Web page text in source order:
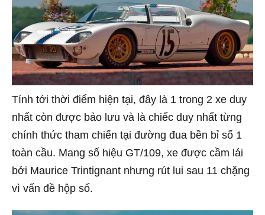
Tính tới thời điểm hiện tại, đây là 1 trong 2 xe duy
nhất còn được bảo lưu và là chiếc duy nhất từng
chính thức tham chiến tại đường đua bền bỉ số 1
toàn cầu. Mang số hiệu GT/109, xe được cầm lái
bởi Maurice Trintignant nhưng rút lui sau 11 chặng
vì vấn đề hộp số.